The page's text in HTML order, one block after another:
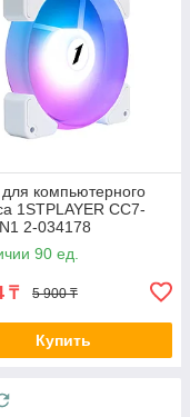
компьютерного
1STPLAYER CC7-
2-034178
90 ед.
₸ 5 900 ₸
Купить